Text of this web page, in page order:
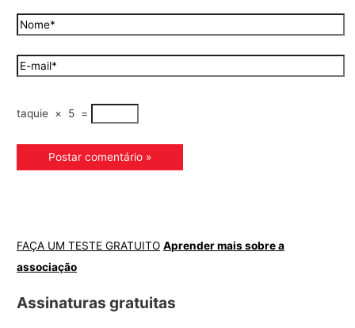
taquie × 5 =
FAÇA UM TESTE GRATUITO Aprender mais sobre a
associação
Assinaturas gratuitas